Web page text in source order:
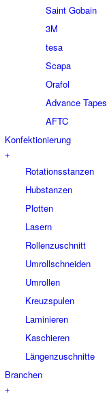
Saint Gobain
3M
tesa
Scapa
Orafol
Advance Tapes
AFTC
Konfektionierung
+
Rotationsstanzen
Hubstanzen
Plotten
Lasern
Rollenzuschnitt
Umrollschneiden
Umrollen
Kreuzspulen
Laminieren
Kaschieren
Längenzuschnitte
Branchen
+